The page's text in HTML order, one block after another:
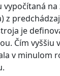
z
je
Čím vyššiu
v minulom